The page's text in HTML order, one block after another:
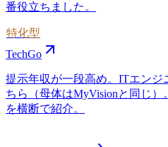
番役立ちました。
特化型
TechGo
提示年収が一段高め。ITエンジ
ちら（母体はMyVisionと同じ
を横断で紹介。